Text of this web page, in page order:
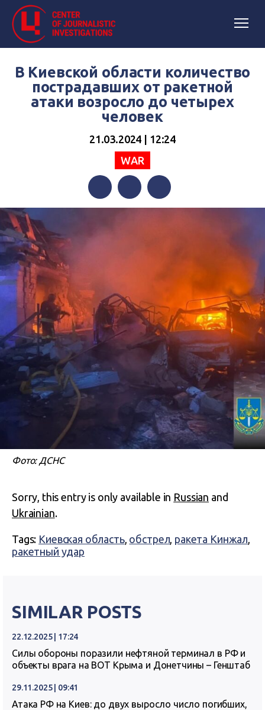
В Киевской области количество
пострадавших от ракетной
атаки возросло до четырех
человек
21.03.2024 | 12:24
WAR
FacebookTwitterTelegram
Фото: ДСНС
Sorry, this entry is only available in Russian and
Ukrainian.
Tags: Киевская область, обстрел, ракета Кинжал,
ракетный удар
SIMILAR POSTS
22.12.2025 | 17:24
Силы обороны поразили нефтяной терминал в РФ и
объекты врага на ВОТ Крыма и Донетчины – Генштаб
29.11.2025 | 09:41
Атака РФ на Киев: до двух выросло число погибших,